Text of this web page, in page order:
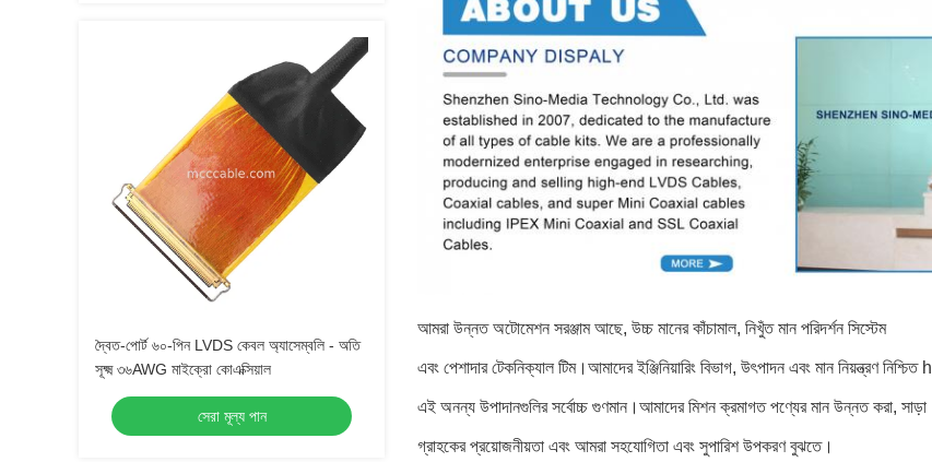
দ্বৈত-পোর্ট ৬০-পিন LVDS কেবল অ্যাসেম্বলি - অতি
সূক্ষ্ম ৩৬AWG মাইক্রো কোএক্সিয়াল
সেরা মূল্য পান
আমরা উন্নত অটোমেশন সরঞ্জাম আছে, উচ্চ মানের কাঁচামাল, নিখুঁত মান পরিদর্শন সিস্টেম
এবং পেশাদার টেকনিক্যাল টিম। আমাদের ইঞ্জিনিয়ারিং বিভাগ, উৎপাদন এবং মান নিয়ন্ত্রণ নিশ্চিত h
এই অনন্য উপাদানগুলির সর্বোচ্চ গুণমান। আমাদের মিশন ক্রমাগত পণ্যের মান উন্নত করা, সাড়া
গ্রাহকের প্রয়োজনীয়তা এবং আমরা সহযোগিতা এবং সুপারিশ উপকরণ বুঝতে।